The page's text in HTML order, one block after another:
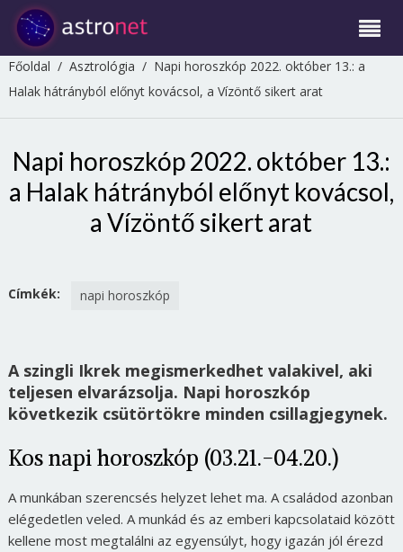
Főoldal / Asztrológia / Napi horoszkóp 2022. október 13.: a
Halak hátrányból előnyt kovácsol, a Vízöntő sikert arat
Napi horoszkóp 2022. október 13.:
a Halak hátrányból előnyt kovácsol,
a Vízöntő sikert arat
Címkék: napi horoszkóp
A szingli Ikrek megismerkedhet valakivel, aki
teljesen elvarázsolja. Napi horoszkóp
következik csütörtökre minden csillagjegynek.
Kos napi horoszkóp (03.21.-04.20.)
A munkában szerencsés helyzet lehet ma. A családod azonban
elégedetlen veled. A munkád és az emberi kapcsolataid között
kellene most megtalálni az egyensúlyt, hogy igazán jól érezd